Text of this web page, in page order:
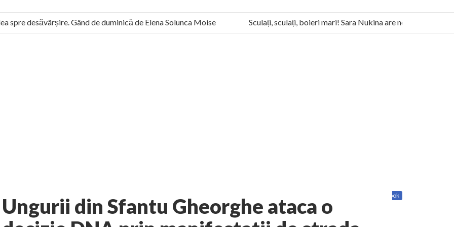
desăvârșire. Gând de duminică de Elena Solunca Moise
Sculați, sculați, boieri mari! Sara Nukina are nevoie de ajutorul
român: “românii sunt slavi, nu latini”. Fostul agent ceaușist de la Humanitas militează pentru federalizarea României
Facebook
Ungurii din Sfantu Gheorghe ataca o